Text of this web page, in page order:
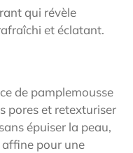
qui révèle
et éclatant.
de pamplemousse
pores et retexturiser
épuiser la peau,
pour une